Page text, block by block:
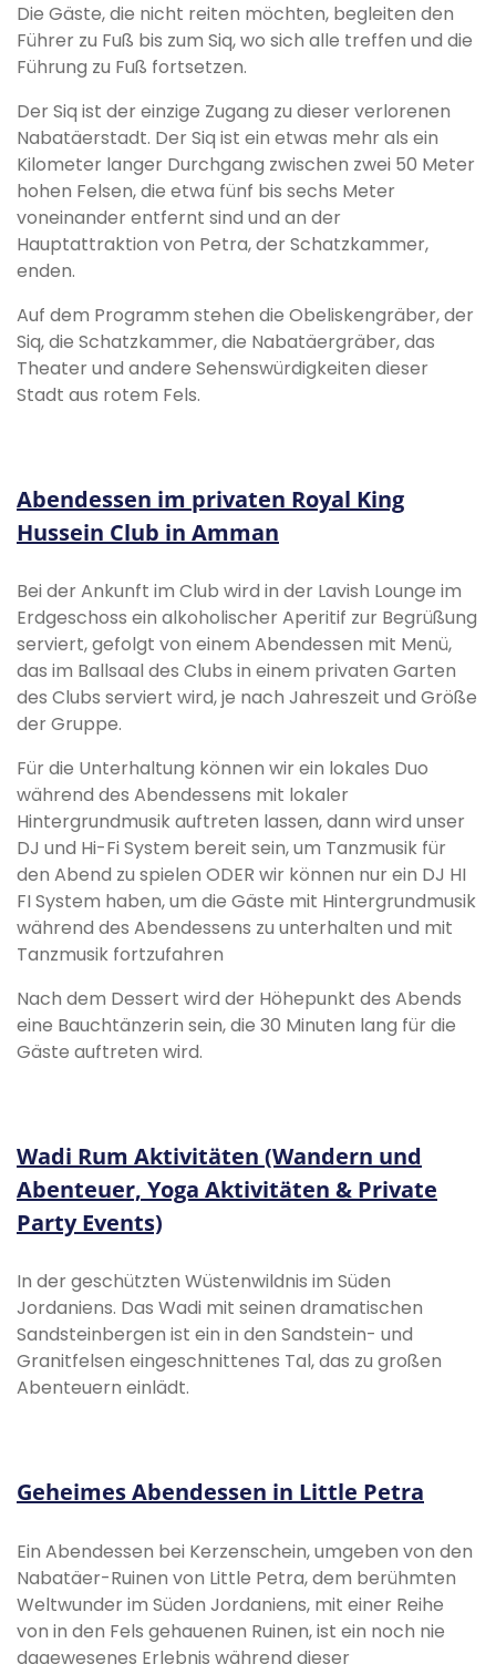
Die Gäste, die nicht reiten möchten, begleiten den
Führer zu Fuß bis zum Siq, wo sich alle treffen und die
Führung zu Fuß fortsetzen.
Der Siq ist der einzige Zugang zu dieser verlorenen
Nabatäerstadt. Der Siq ist ein etwas mehr als ein
Kilometer langer Durchgang zwischen zwei 50 Meter
hohen Felsen, die etwa fünf bis sechs Meter
voneinander entfernt sind und an der
Hauptattraktion von Petra, der Schatzkammer,
enden.
Auf dem Programm stehen die Obeliskengräber, der
Siq, die Schatzkammer, die Nabatäergräber, das
Theater und andere Sehenswürdigkeiten dieser
Stadt aus rotem Fels.
Abendessen im privaten Royal King
Hussein Club in Amman
Bei der Ankunft im Club wird in der Lavish Lounge im
Erdgeschoss ein alkoholischer Aperitif zur Begrüßung
serviert, gefolgt von einem Abendessen mit Menü,
das im Ballsaal des Clubs in einem privaten Garten
des Clubs serviert wird, je nach Jahreszeit und Größe
der Gruppe.
Für die Unterhaltung können wir ein lokales Duo
während des Abendessens mit lokaler
Hintergrundmusik auftreten lassen, dann wird unser
DJ und Hi-Fi System bereit sein, um Tanzmusik für
den Abend zu spielen ODER wir können nur ein DJ HI
FI System haben, um die Gäste mit Hintergrundmusik
während des Abendessens zu unterhalten und mit
Tanzmusik fortzufahren
Nach dem Dessert wird der Höhepunkt des Abends
eine Bauchtänzerin sein, die 30 Minuten lang für die
Gäste auftreten wird.
Wadi Rum Aktivitäten (Wandern und
Abenteuer, Yoga Aktivitäten & Private
Party Events)
In der geschützten Wüstenwildnis im Süden
Jordaniens. Das Wadi mit seinen dramatischen
Sandsteinbergen ist ein in den Sandstein- und
Granitfelsen eingeschnittenes Tal, das zu großen
Abenteuern einlädt.
Geheimes Abendessen in Little Petra
Ein Abendessen bei Kerzenschein, umgeben von den
Nabatäer-Ruinen von Little Petra, dem berühmten
Weltwunder im Süden Jordaniens, mit einer Reihe
von in den Fels gehauenen Ruinen, ist ein noch nie
dagewesenes Erlebnis während dieser